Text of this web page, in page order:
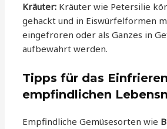
Kräuter: Kräuter wie Petersilie
gehackt und in Eiswürfelformen
eingefroren oder als Ganzes in
aufbewahrt werden.
Tipps für das
empfindlichen
Empfindliche Gemüsesorten wie